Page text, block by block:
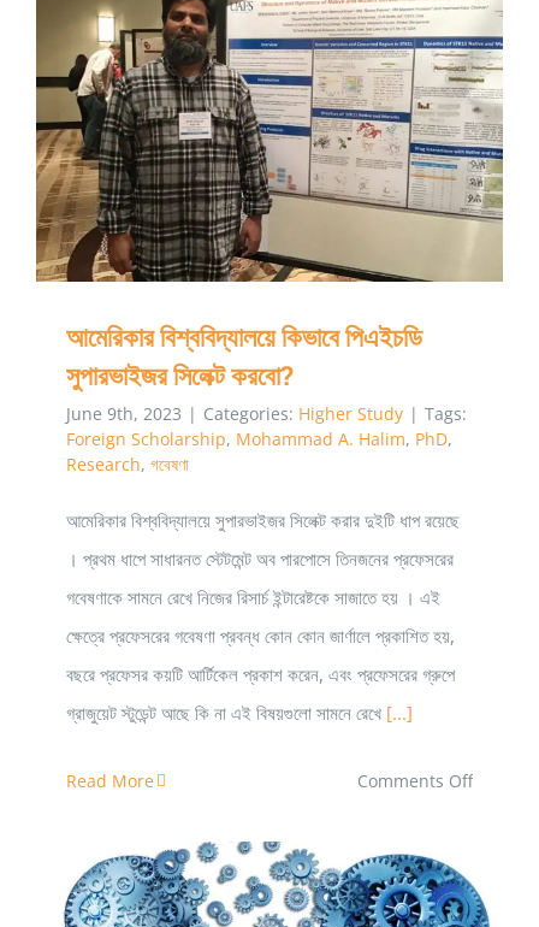
আমেরিকার বিশ্ববিদ্যালয়ে কিভাবে পিএইচডি সুপারভাইজর সিলেক্ট
করবো?
আমেরিকার বিশ্ববিদ্যালয়ে কিভাবে পিএইচডি
সুপারভাইজর সিলেক্ট করবো?
June 9th, 2023 | Categories: Higher Study | Tags:
Foreign Scholarship, Mohammad A. Halim, PhD,
Research, গবেষণা
আমেরিকার বিশ্ববিদ্যালয়ে সুপারভাইজর সিলেক্ট করার দুইটি ধাপ রয়েছে
। প্রথম ধাপে সাধারনত স্টেটমেন্ট অব পারপোসে তিনজনের প্রফেসরের
গবেষণাকে সামনে রেখে নিজের রিসার্চ ইন্টারেষ্টকে সাজাতে হয় । এই
ক্ষেত্রে প্রফেসরের গবেষণা প্রবন্ধ কোন কোন জার্ণালে প্রকাশিত হয়,
বছরে প্রফেসর কয়টি আর্টিকেল প্রকাশ করেন, এবং প্রফেসরের গ্রুপে
গ্রাজুয়েট স্টুডেন্ট আছে কি না এই বিষয়গুলো সামনে রেখে [...]
Read More Comments Offon
কিভাবে